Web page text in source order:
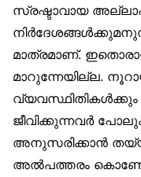
സ്രഷ്ടാവായ
മാത്രമാണ്.
മാറുന്നേയില്ല.
വ്യവസ്ഥിതികൾക്കും
ജീവിക്കുന്നവർ
അനുസരിക്കാൻ
അൽപത്തരം